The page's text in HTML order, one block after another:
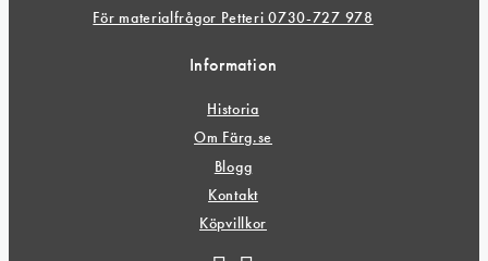
För materialfrågor Petteri 0730-727 978
Information
Historia
Om Färg.se
Blogg
Kontakt
Köpvillkor